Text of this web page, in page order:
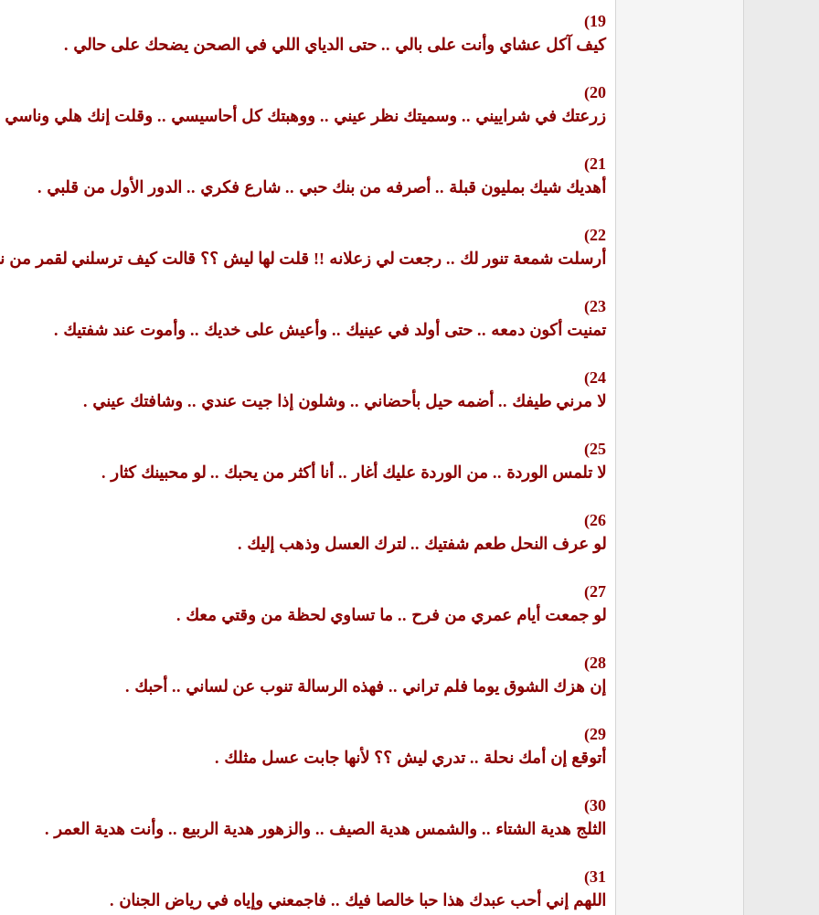
19)
كيف آكل عشاي وأنت على بالي .. حتى الدياي اللي في الصحن يضحك على حالي .
20)
زرعتك في شراييني .. وسميتك نظر عيني .. ووهبتك كل أحاسيسي .. وقلت إنك هلي وناسي
21)
أهديك شيك بمليون قبلة .. أصرفه من بنك حبي .. شارع فكري .. الدور الأول من قلبي .
22)
أرسلت شمعة تنور لك .. رجعت لي زعلانه !! قلت لها ليش ؟؟ قالت كيف ترسلني لقمر من
23)
تمنيت أكون دمعه .. حتى أولد في عينيك .. وأعيش على خديك .. وأموت عند شفتيك .
24)
لا مرني طيفك .. أضمه حيل بأحضاني .. وشلون إذا جيت عندي .. وشافتك عيني .
25)
لا تلمس الوردة .. من الوردة عليك أغار .. أنا أكثر من يحبك .. لو محبينك كثار .
26)
لو عرف النحل طعم شفتيك .. لترك العسل وذهب إليك .
27)
لو جمعت أيام عمري من فرح .. ما تساوي لحظة من وقتي معك .
28)
إن هزك الشوق يوما فلم تراني .. فهذه الرسالة تنوب عن لساني .. أحبك .
29)
أتوقع إن أمك نحلة .. تدري ليش ؟؟ لأنها جابت عسل مثلك .
30)
الثلج هدية الشتاء .. والشمس هدية الصيف .. والزهور هدية الربيع .. وأنت هدية العمر .
31)
اللهم إني أحب عبدك هذا حبا خالصا فيك .. فاجمعني وإياه في رياض الجنان .